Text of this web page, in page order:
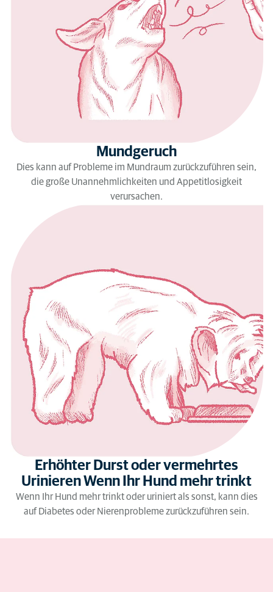
Mundgeruch
Dies kann auf Probleme im Mundraum zurückzuführen sein,
die große Unannehmlichkeiten und Appetitlosigkeit
verursachen.
Erhöhter Durst oder vermehrtes
Urinieren Wenn Ihr Hund mehr trinkt
Wenn Ihr Hund mehr trinkt oder uriniert als sonst, kann dies
auf Diabetes oder Nierenprobleme zurückzuführen sein.